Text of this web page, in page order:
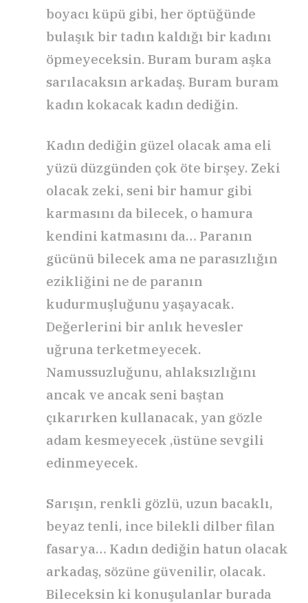
boyacı küpü gibi, her öptüğünde
bulaşık bir tadın kaldığı bir kadını
öpmeyeceksin. Buram buram aşka
sarılacaksın arkadaş. Buram buram
kadın kokacak kadın dediğin.
Kadın dediğin güzel olacak ama eli
yüzü düzgünden çok öte birşey. Zeki
olacak zeki, seni bir hamur gibi
karmasını da bilecek, o hamura
kendini katmasını da… Paranın
gücünü bilecek ama ne parasızlığın
ezikliğini ne de paranın
kudurmuşluğunu yaşayacak.
Değerlerini bir anlık hevesler
uğruna terketmeyecek.
Namussuzluğunu, ahlaksızlığını
ancak ve ancak seni baştan
çıkarırken kullanacak, yan gözle
adam kesmeyecek ,üstüne sevgili
edinmeyecek.
Sarışın, renkli gözlü, uzun bacaklı,
beyaz tenli, ince bilekli dilber filan
fasarya… Kadın dediğin hatun olacak
arkadaş, sözüne güvenilir, olacak.
Bileceksin ki konuşulanlar burada